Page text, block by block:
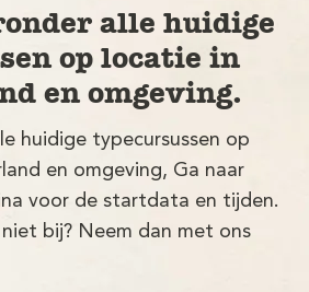
alle huidige
op locatie in
en omgeving.
huidige typecursussen op
en omgeving, Ga naar
voor de startdata en tijden.
bij? Neem dan met ons